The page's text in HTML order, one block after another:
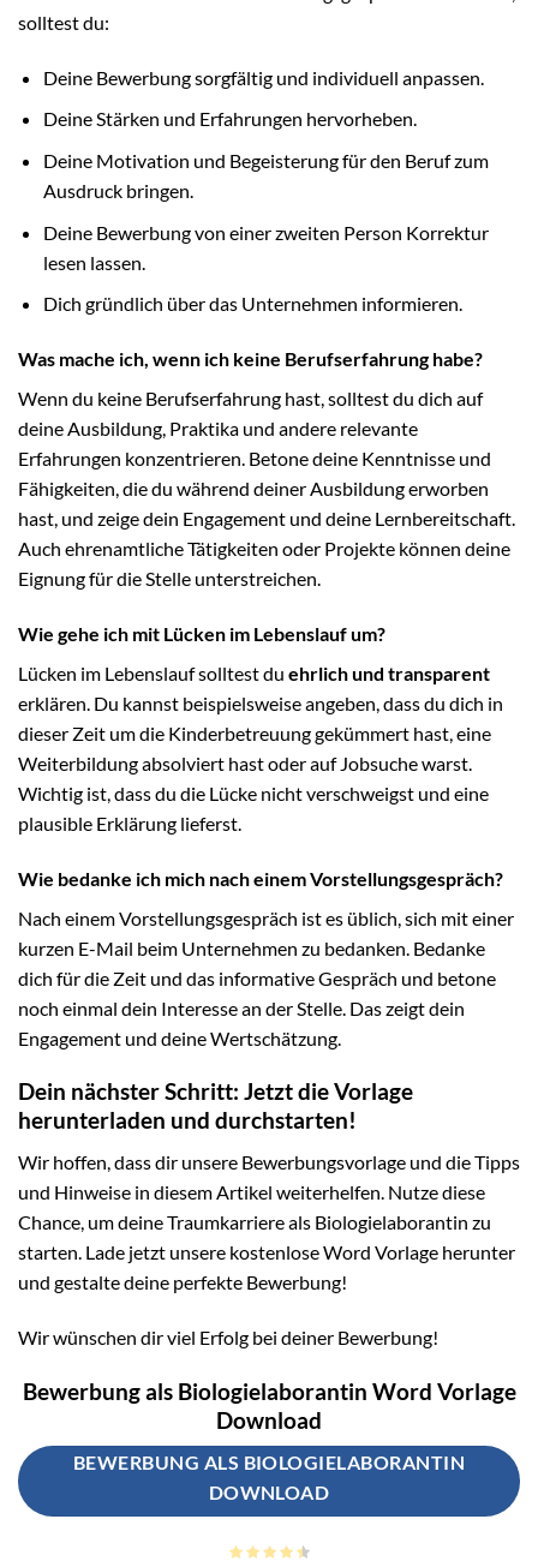
solltest du:
Deine Bewerbung sorgfältig und individuell anpassen.
Deine Stärken und Erfahrungen hervorheben.
Deine Motivation und Begeisterung für den Beruf zum
Ausdruck bringen.
Deine Bewerbung von einer zweiten Person Korrektur
lesen lassen.
Dich gründlich über das Unternehmen informieren.
Was mache ich, wenn ich keine Berufserfahrung habe?
Wenn du keine Berufserfahrung hast, solltest du dich auf
deine Ausbildung, Praktika und andere relevante
Erfahrungen konzentrieren. Betone deine Kenntnisse und
Fähigkeiten, die du während deiner Ausbildung erworben
hast, und zeige dein Engagement und deine Lernbereitschaft.
Auch ehrenamtliche Tätigkeiten oder Projekte können deine
Eignung für die Stelle unterstreichen.
Wie gehe ich mit Lücken im Lebenslauf um?
Lücken im Lebenslauf solltest du ehrlich und transparent
erklären. Du kannst beispielsweise angeben, dass du dich in
dieser Zeit um die Kinderbetreuung gekümmert hast, eine
Weiterbildung absolviert hast oder auf Jobsuche warst.
Wichtig ist, dass du die Lücke nicht verschweigst und eine
plausible Erklärung lieferst.
Wie bedanke ich mich nach einem Vorstellungsgespräch?
Nach einem Vorstellungsgespräch ist es üblich, sich mit einer
kurzen E-Mail beim Unternehmen zu bedanken. Bedanke
dich für die Zeit und das informative Gespräch und betone
noch einmal dein Interesse an der Stelle. Das zeigt dein
Engagement und deine Wertschätzung.
Dein nächster Schritt: Jetzt die Vorlage
herunterladen und durchstarten!
Wir hoffen, dass dir unsere Bewerbungsvorlage und die Tipps
und Hinweise in diesem Artikel weiterhelfen. Nutze diese
Chance, um deine Traumkarriere als Biologielaborantin zu
starten. Lade jetzt unsere kostenlose Word Vorlage herunter
und gestalte deine perfekte Bewerbung!
Wir wünschen dir viel Erfolg bei deiner Bewerbung!
Bewerbung als Biologielaborantin Word Vorlage
Download
BEWERBUNG ALS BIOLOGIELABORANTIN
DOWNLOAD